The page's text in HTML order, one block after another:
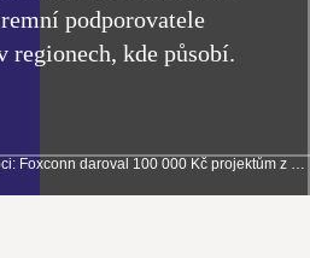
podporovatele
kde působí.
Osm příběhů pomoci: Foxconn daroval 100 000 Kč projektům z Burzy filantropie